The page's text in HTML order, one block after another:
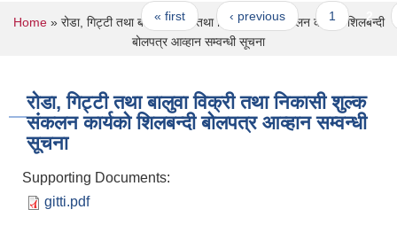
Pages
« first ‹ previous 1 2
You are here
Home» रोडा, गिट्टी तथा बालुवा विक्री तथा निकासी शुल्क संकलन कार्यको शिलबन्दी
बोलपत्र आव्हान सम्वन्धी सूचना
रोडा, गिट्टी तथा बालुवा विक्री तथा निकासी शुल्क
संकलन कार्यको शिलबन्दी बोलपत्र आव्हान सम्वन्धी
सूचना
Supporting Documents:
gitti.pdf